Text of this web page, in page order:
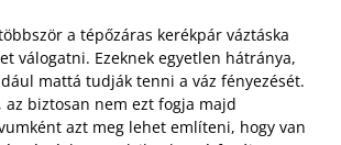
a tépőzáras kerékpár váztáska
válogatni. Ezeknek egyetlen hátránya,
mattá tudják tenni a váz fényezését.
az biztosan nem ezt fogja majd
azt meg lehet említeni, hogy van